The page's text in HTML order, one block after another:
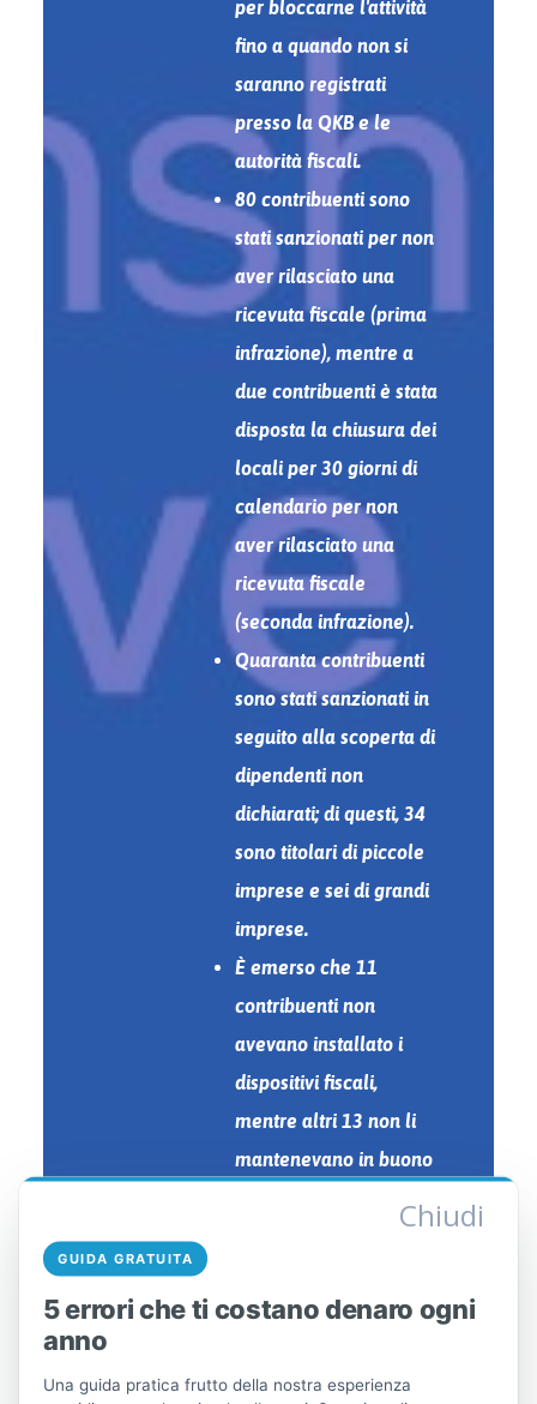
per bloccarne l'attività
fino a quando non si
saranno registrati
presso la QKB e le
autorità fiscali.
80 contribuenti sono
stati sanzionati per non
aver rilasciato una
ricevuta fiscale (prima
infrazione), mentre a
due contribuenti è stata
disposta la chiusura dei
locali per 30 giorni di
calendario per non
aver rilasciato una
ricevuta fiscale
(seconda infrazione).
Quaranta contribuenti
sono stati sanzionati in
seguito alla scoperta di
dipendenti non
dichiarati; di questi, 34
sono titolari di piccole
imprese e sei di grandi
imprese.
È emerso che 11
contribuenti non
avevano installato i
dispositivi fiscali,
mentre altri 13 non li
mantenevano in buono
possesso di merci prive
fiscale.
Chiudi
GUIDA GRATUITA
5 errori che ti costano denaro ogni
anno
Una guida pratica frutto della nostra esperienza